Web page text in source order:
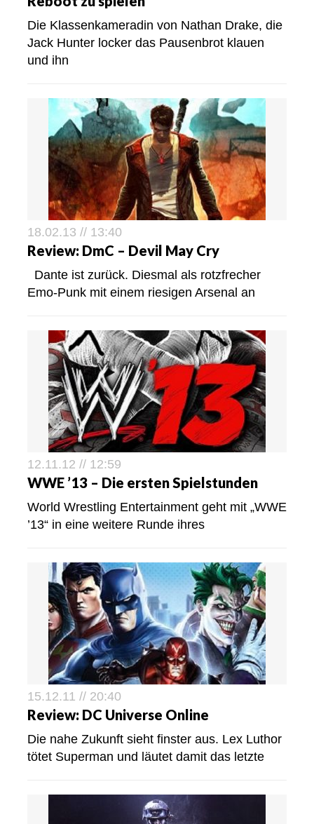
Die Klassenkameradin von Nathan Drake, die
Jack Hunter locker das Pausenbrot klauen
und ihn
18.02.13 // 13:40
Review: DmC – Devil May Cry
Dante ist zurück. Diesmal als rotzfrecher
Emo-Punk mit einem riesigen Arsenal an
12.11.12 // 12:59
WWE ’13 – Die ersten Spielstunden
World Wrestling Entertainment geht mit „WWE
’13“ in eine weitere Runde ihres
15.12.11 // 20:40
Review: DC Universe Online
Die nahe Zukunft sieht finster aus. Lex Luthor
tötet Superman und läutet damit das letzte